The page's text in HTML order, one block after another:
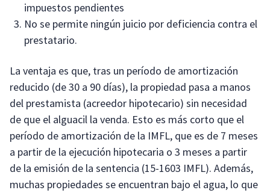
impuestos pendientes
No se permite ningún juicio por deficiencia contra el
prestatario.
La ventaja es que, tras un período de amortización
reducido (de 30 a 90 días), la propiedad pasa a manos
del prestamista (acreedor hipotecario) sin necesidad
de que el alguacil la venda. Esto es más corto que el
período de amortización de la IMFL, que es de 7 meses
a partir de la ejecución hipotecaria o 3 meses a partir
de la emisión de la sentencia (15-1603 IMFL). Además,
muchas propiedades se encuentran bajo el agua, lo que